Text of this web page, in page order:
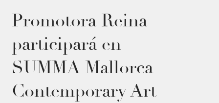
Promotora Reina
participará en
SUMMA Mallorca
Contemporary Art